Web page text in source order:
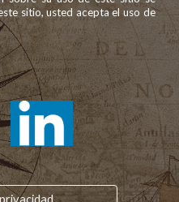
sitio, usted acepta el uso de